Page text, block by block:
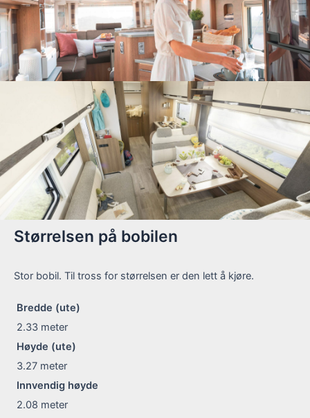
Størrelsen på bobilen
Stor bobil. Til tross for størrelsen er den lett å kjøre.
Bredde (ute)
2.33 meter
Høyde (ute)
3.27 meter
Innvendig høyde
2.08 meter